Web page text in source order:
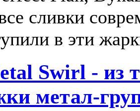
сливки
в эти
Swirl - из
метал-